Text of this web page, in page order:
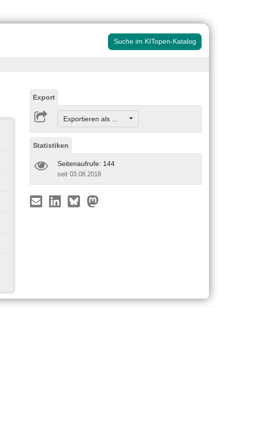
Suche im KITopen-Katalog
Export
Exportieren als ...
Statistiken
Seitenaufrufe: 144
seit 03.08.2018